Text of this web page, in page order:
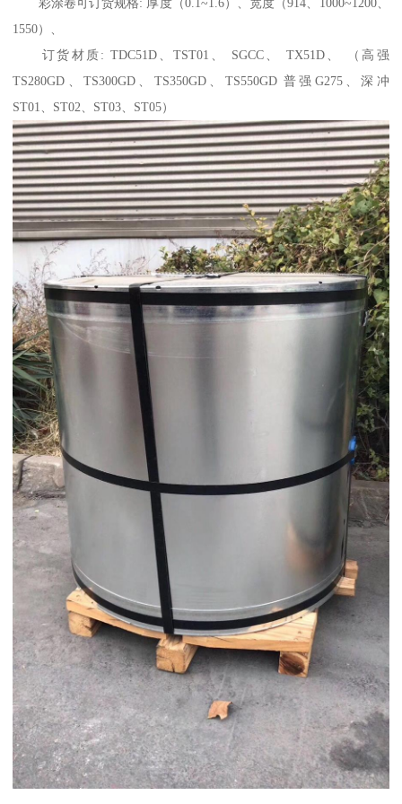
1550）、
订货材质: TDC51D、TST01、 SGCC、 TX51D、 （高强
TS280GD、TS300GD、TS350GD、TS550GD 普强G275、深冲
ST01、ST02、ST03、ST05）